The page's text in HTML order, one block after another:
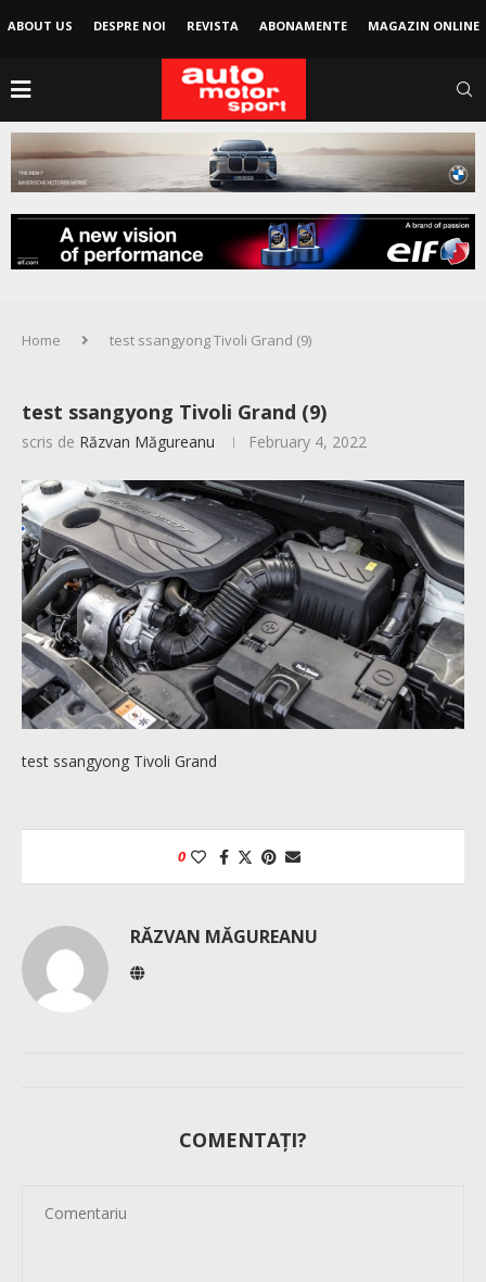
ABOUT US DESPRE NOI REVISTA ABONAMENTE MAGAZIN ONLINE
Home test ssangyong Tivoli Grand (9)
test ssangyong Tivoli Grand (9)
scris de Răzvan Măgureanu February 4, 2022
test ssangyong Tivoli Grand
0
RĂZVAN MĂGUREANU
COMENTAȚI?